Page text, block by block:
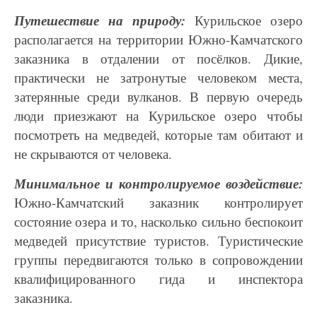
Путешествие на природу: Курильское озеро
располагается на территории Южно-Камчатского
заказника в отдалении от посёлков. Дикие,
практически не затронутые человеком места,
затерянные среди вулканов. В первую очередь
люди приезжают на Курильское озеро чтобы
посмотреть на медведей, которые там обитают и
не скрываются от человека.
Минимальное и контролируемое воздействие:
Южно-Камчатский заказник контролирует
состояние озера и то, насколько сильно беспокоит
медведей присутствие туристов. Туристические
группы передвигаются только в сопровождении
квалифицированного гида и инспектора
заказника.